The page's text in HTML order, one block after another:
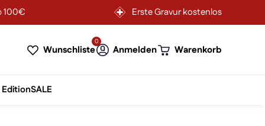
100€ Erste Gravur kostenlos
Wunschliste
0
Anmelden Warenkorb
SALE